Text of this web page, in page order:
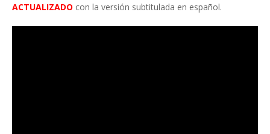
ACTUALIZADO con la versión subtitulada en español.